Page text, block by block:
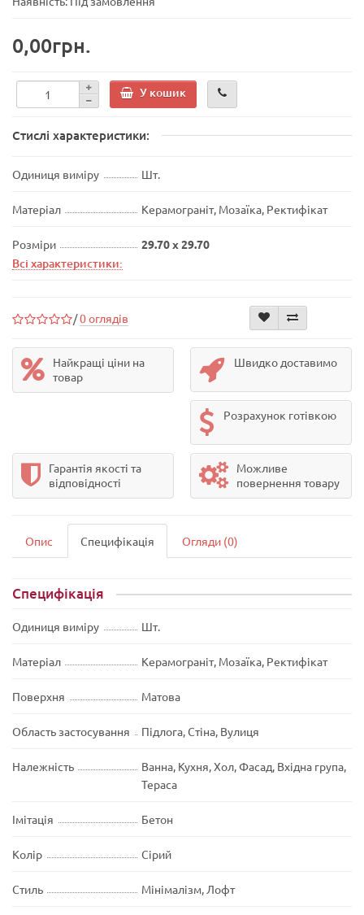
0,00грн.
У кошик
Стислі характеристики:
Одиниця виміру Шт.
Матеріал Керамограніт, Мозаїка, Ректифікат
Розміри 29.70 x 29.70
Всі характеристики:
/0 оглядів
Найкращі ціни на
товар
Швидко доставимо
Розрахунок готівкою
Гарантія якості та
відповідності
Можливе
повернення товару
Опис Специфікація Огляди (0)
Специфікація
Одиниця виміру Шт.
Матеріал Керамограніт, Мозаїка, Ректифікат
Поверхня Матова
Область застосування Підлога, Стіна, Вулиця
Належність
Ванна, Кухня, Хол, Фасад, Вхідна група,
Тераса
Імітація Бетон
Колір Сірий
Стиль Мінімалізм, Лофт